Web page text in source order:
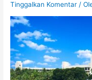
Tinggalkan Komentar /